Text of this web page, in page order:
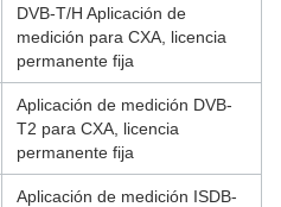
DVB-T/H Aplicación de
medición para CXA, licencia
permanente fija
Aplicación de medición DVB-
T2 para CXA, licencia
permanente fija
Aplicación de medición ISDB-